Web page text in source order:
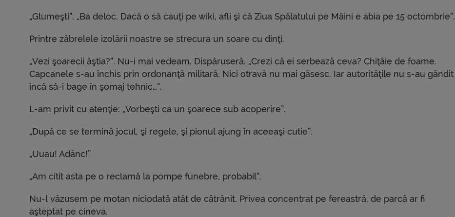
„Glumeşti”. „Ba deloc. Dacă o să cauţi pe wiki, afli şi că Ziua Spălatului pe Mâini e abia pe 15 octombrie”.
Printre zăbrelele izolării noastre se strecura un soare cu dinţi.
„Vezi şoarecii ăştia?”. Nu-i mai vedeam. Dispăruseră. „Crezi că ei serbează ceva? Chiţăie de foame.
Capcanele s-au închis prin ordonanţă militară. Nici otravă nu mai găsesc. Iar autorităţile nu s-au găndit
încă să-i bage în şomaj tehnic…”.
L-am privit cu atenţie: „Vorbeşti ca un şoarece sub acoperire”.
„După ce se termină jocul, şi regele, şi pionul ajung în aceeaşi cutie”.
„Uuau! Adânc!”
„Am citit asta pe o reclamă la pompe funebre, probabil”.
Nu-l văzusem pe motan niciodată atât de cătrănit. Privea concentrat pe fereastră, de parcă ar fi
aşteptat pe cineva.